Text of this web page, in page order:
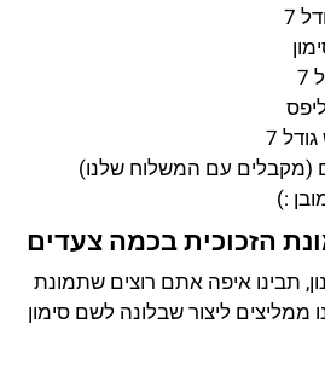
7
(מקבלים עם המשלוח שלנו)
:)
הזכוכית בכמה צעדים
תבינו איפה אתם רוצים שתמונת
ממליצים ליצור שבלונה לשם סימון